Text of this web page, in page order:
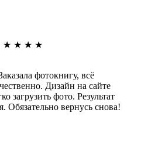
★ ★ ★ ★
фотокнигу, всё
Дизайн на сайте
загрузить фото. Результат
Обязательно вернусь снова!